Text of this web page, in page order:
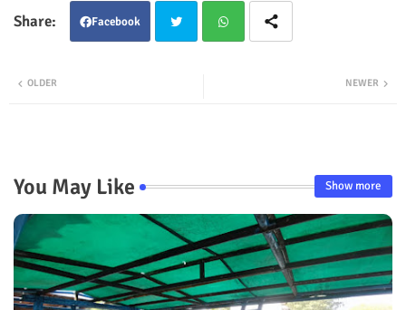
Facebook
NEWER
OLDER
You May Like Show more